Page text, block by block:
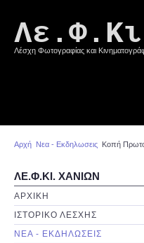
Λέσχη Φωτογραφίας και
Αρχή Νεα - Εκδηλωσεις Κοπή
ΛΕ.Φ.ΚΙ. ΧΑΝΙΩΝ
ΑΡΧΙΚΗ
ΙΣΤΟΡΙΚΟ ΛΕΣΧΗΣ
ΝΕΑ - ΕΚΔΗΛΩΣΕΙΣ